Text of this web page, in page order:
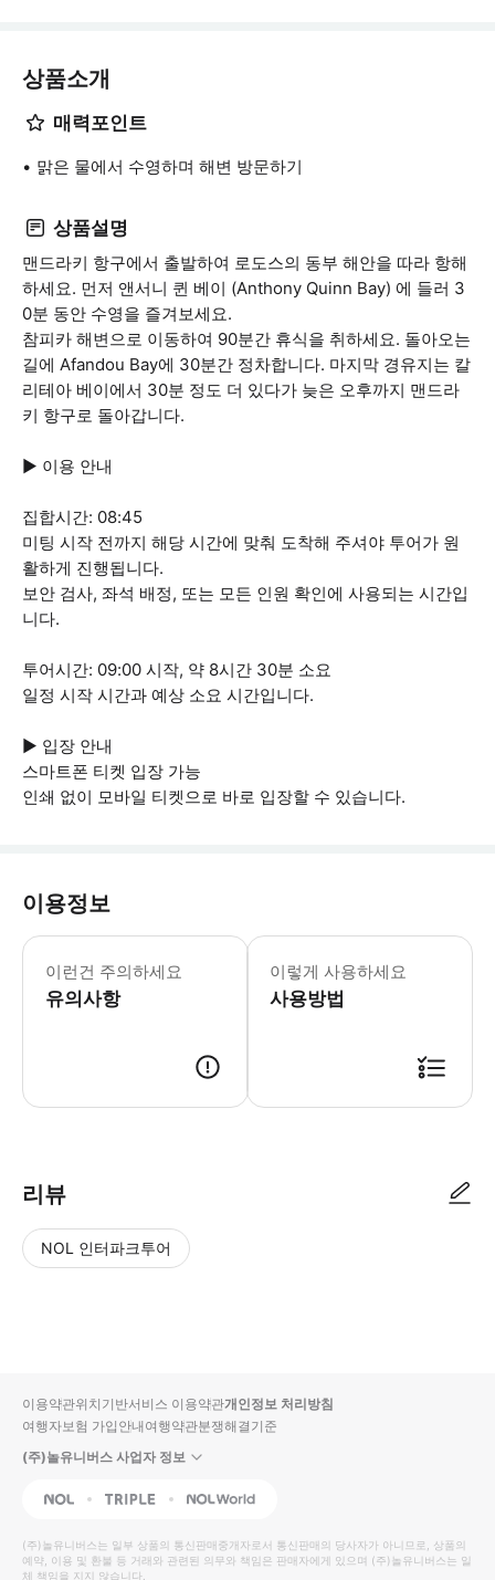
상품소개
매력포인트
맑은 물에서 수영하며 해변 방문하기
상품설명
맨드라키 항구에서 출발하여 로도스의 동부 해안을 따라 항해
하세요. 먼저 앤서니 퀸 베이 (Anthony Quinn Bay) 에 들러 3
0분 동안 수영을 즐겨보세요.
참피카 해변으로 이동하여 90분간 휴식을 취하세요. 돌아오는
길에 Afandou Bay에 30분간 정차합니다. 마지막 경유지는 칼
리테아 베이에서 30분 정도 더 있다가 늦은 오후까지 맨드라
키 항구로 돌아갑니다.
▶ 이용 안내
집합시간: 08:45
미팅 시작 전까지 해당 시간에 맞춰 도착해 주셔야 투어가 원
활하게 진행됩니다.
보안 검사, 좌석 배정, 또는 모든 인원 확인에 사용되는 시간입
니다.
투어시간: 09:00 시작, 약 8시간 30분 소요
일정 시작 시간과 예상 소요 시간입니다.
▶ 입장 안내
스마트폰 티켓 입장 가능
인쇄 없이 모바일 티켓으로 바로 입장할 수 있습니다.
이용정보
이런건 주의하세요
유의사항
▶ 꼭 알아두세요 * 선글라스와 수건을
이렇게 사용하세요
사용방법
리뷰
NOL 인터파크투어
입니
다.
높
은
동
영
순
상
이용약관위치기반서비스 이용약관개인정보 처리방침
여행자보험 가입안내여행약관분쟁해결기준
(주)놀유니버스 사업자 정보
NOL Triple Interpark Global
(주)놀유니버스는 일부 상품의 통신판매중개자로서 통신판매의 당사자가 아니므로, 상품의
예약, 이용 및 환불 등 거래와 관련된 의무와 책임은 판매자에게 있으며 (주)놀유니버스는 일
체 책임을 지지 않습니다.